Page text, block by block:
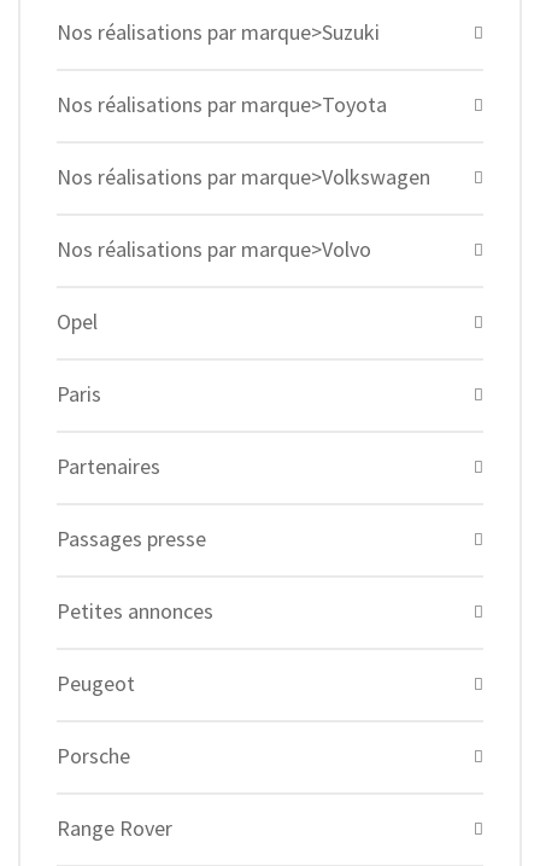
Nos réalisations par marque>Suzuki
Nos réalisations par marque>Toyota
Nos réalisations par marque>Volkswagen
Nos réalisations par marque>Volvo
Opel
Paris
Partenaires
Passages presse
Petites annonces
Peugeot
Porsche
Range Rover